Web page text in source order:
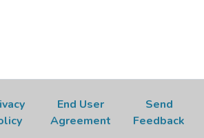
End User
Agreement
Send
Feedback